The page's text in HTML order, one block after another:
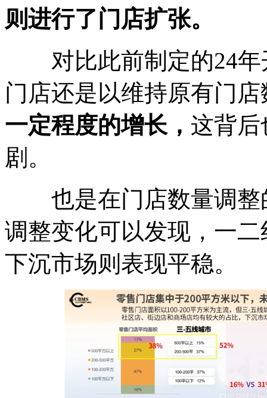
则进行了门店扩张。
对比此前制定的24年
门店还是以维持原有门
一定程度的增长， 这背
剧。
也是在门店数量调整
调整变化可以发现，一
下沉市场则表现平稳。